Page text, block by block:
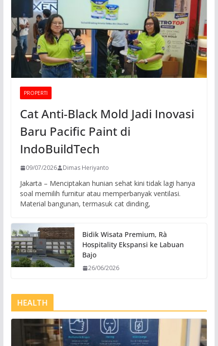
PROPERTI
Cat Anti-Black Mold Jadi Inovasi
Baru Pacific Paint di
IndoBuildTech
09/07/2026 Dimas Heriyanto
Jakarta – Menciptakan hunian sehat kini tidak lagi hanya
soal memilih furnitur atau memperbanyak ventilasi.
Material bangunan, termasuk cat dinding,
Bidik Wisata Premium, Rà
Hospitality Ekspansi ke Labuan
Bajo
26/06/2026
HEALTH